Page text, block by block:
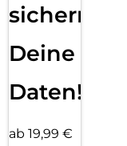
sichern
Deine
Daten!
ab 19,99 €